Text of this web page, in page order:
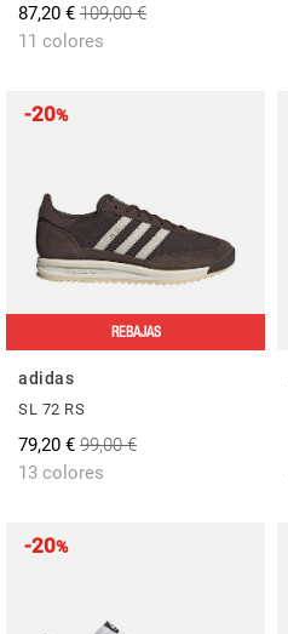
87,20 € 109,00 €
11 colores
-20%
REBAJAS
adidas
SL 72 RS
79,20 € 99,00 €
13 colores
-20%